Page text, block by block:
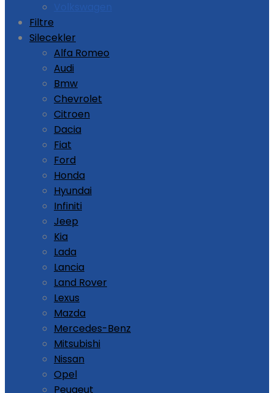
Filtre
Silecekler
Alfa Romeo
Audi
Bmw
Chevrolet
Citroen
Dacia
Fiat
Ford
Honda
Hyundai
Infiniti
Jeep
Kia
Lada
Lancia
Land Rover
Lexus
Mazda
Mercedes-Benz
Mitsubishi
Nissan
Opel
Peugeut